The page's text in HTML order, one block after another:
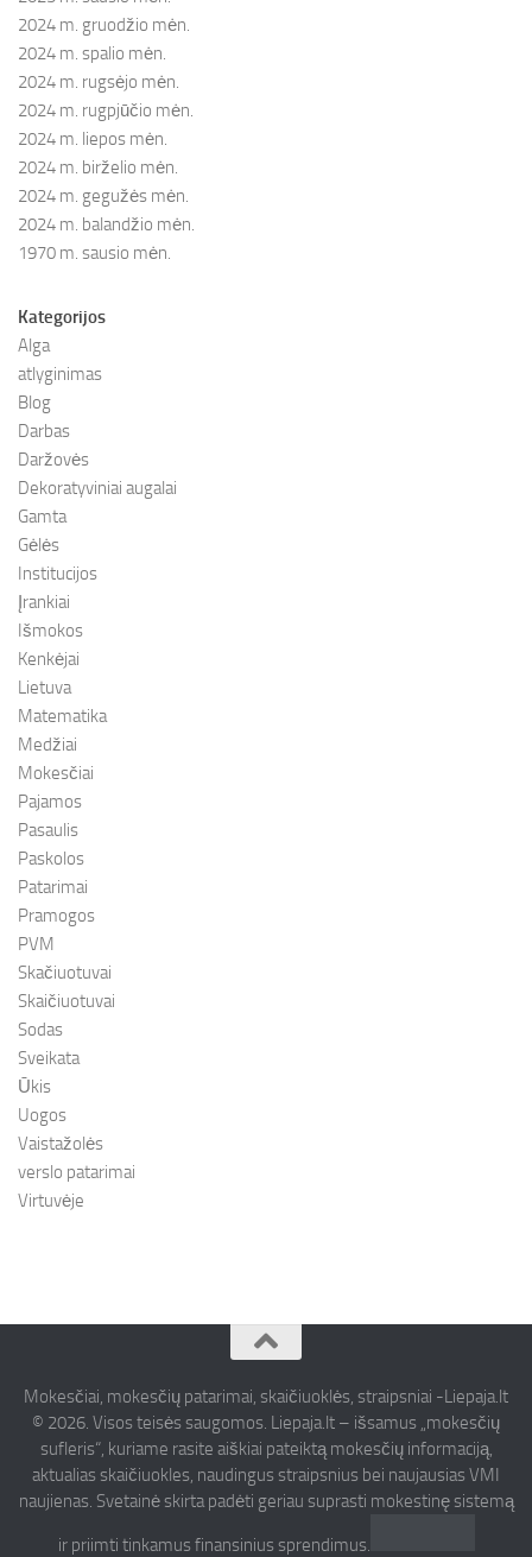
2024 m. gruodžio mėn.
2024 m. spalio mėn.
2024 m. rugsėjo mėn.
2024 m. rugpjūčio mėn.
2024 m. liepos mėn.
2024 m. birželio mėn.
2024 m. gegužės mėn.
2024 m. balandžio mėn.
1970 m. sausio mėn.
Kategorijos
Alga
atlyginimas
Blog
Darbas
Daržovės
Dekoratyviniai augalai
Gamta
Gėlės
Institucijos
Įrankiai
Išmokos
Kenkėjai
Lietuva
Matematika
Medžiai
Mokesčiai
Pajamos
Pasaulis
Paskolos
Patarimai
Pramogos
PVM
Skačiuotuvai
Skaičiuotuvai
Sodas
Sveikata
Ūkis
Uogos
Vaistažolės
verslo patarimai
Virtuvėje
Mokesčiai, mokesčių patarimai, skaičiuoklės, straipsniai -Liepaja.lt
© 2026. Visos teisės saugomos. Liepaja.lt – išsamus „mokesčių
sufleris“, kuriame rasite aiškiai pateiktą mokesčių informaciją,
aktualias skaičiuokles, naudingus straipsnius bei naujausias VMI
naujienas. Svetainė skirta padėti geriau suprasti mokestinę sistemą
ir priimti tinkamus finansinius sprendimus.